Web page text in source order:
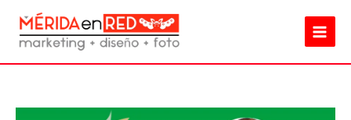
contenido